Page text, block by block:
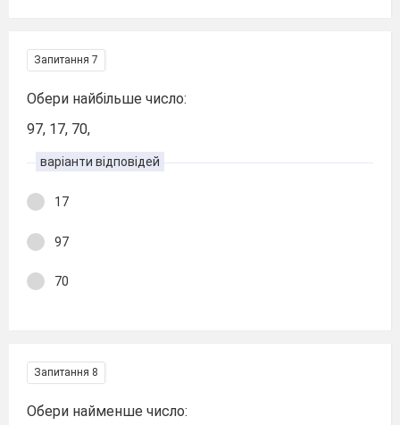
Запитання 7
Обери найбільше число:
97, 17, 70,
варіанти відповідей
17
97
70
Запитання 8
Обери найменше число: